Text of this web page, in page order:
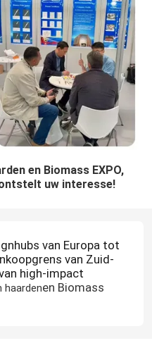
en Biomass EXPO,
uw interesse!
van Europa tot
van Zuid-
high-impact
haardenen Biomass